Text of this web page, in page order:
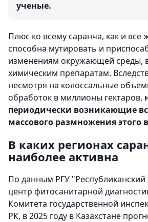
ученые.
Плюс ко всему саранча, как и
способна мутировать и
изменениям окружающей среды,
химическим препаратам.
несмотря на колоссальные
обработок в миллионы гектаров,
периодически возникающие
массового размножения этого
В каких регионах
наиболее активна
По данным РГУ "Республиканский
центр фитосанитарной
Комитета государственной
РК, в 2025 году в Казахстане